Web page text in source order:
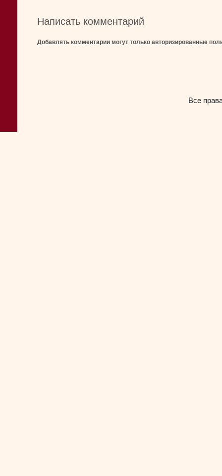
Написать комментарий
Добавлять комментарии могут только авторизированные
Все